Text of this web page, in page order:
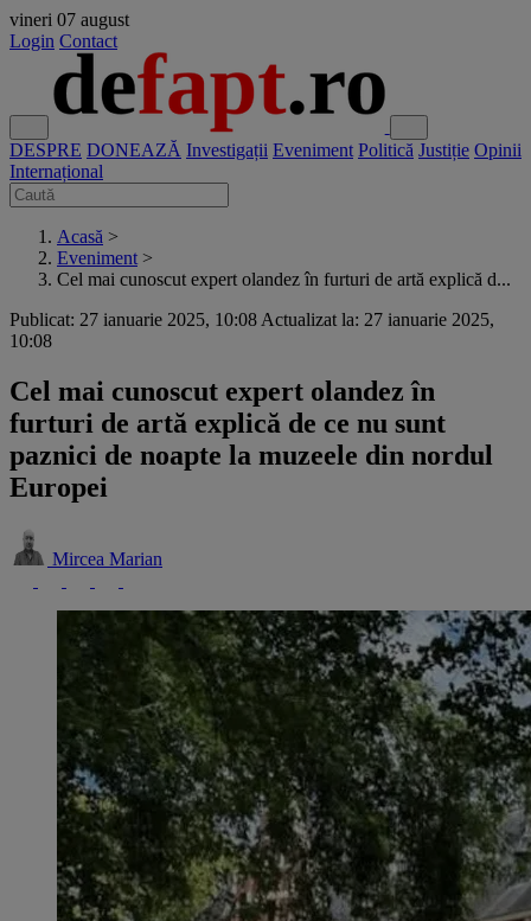
vineri 07 august
Login Contact
DESPRE DONEAZĂ Investigații Eveniment Politică Justiție Opinii
Internațional
Acasă >
Eveniment >
Cel mai cunoscut expert olandez în furturi de artă explică d...
Publicat: 27 ianuarie 2025, 10:08 Actualizat la: 27 ianuarie 2025,
10:08
Cel mai cunoscut expert olandez în
furturi de artă explică de ce nu sunt
paznici de noapte la muzeele din nordul
Europei
Mircea Marian